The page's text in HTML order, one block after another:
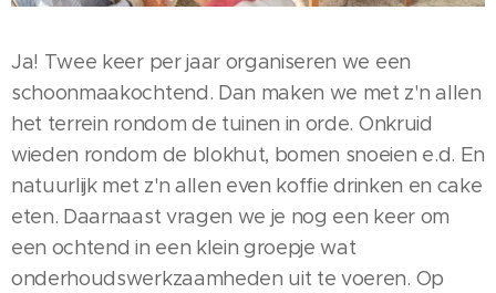
Ja! Twee keer per jaar organiseren we een
schoonmaakochtend. Dan maken we met z'n allen
het terrein rondom de tuinen in orde. Onkruid
wieden rondom de blokhut, bomen snoeien e.d. En
natuurlijk met z'n allen even koffie drinken en cake
eten. Daarnaast vragen we je nog een keer om
een ochtend in een klein groepje wat
onderhoudswerkzaamheden uit te voeren. Op